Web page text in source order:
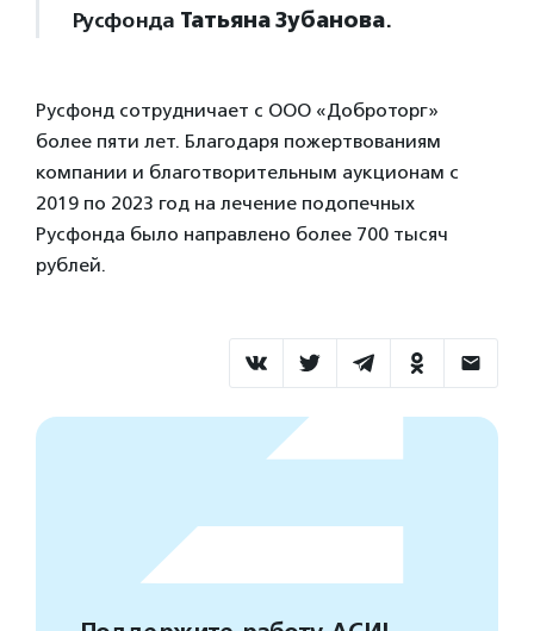
Русфонда Татьяна Зубанова.
Русфонд сотрудничает с ООО «Доброторг»
более пяти лет. Благодаря пожертвованиям
компании и благотворительным аукционам с
2019 по 2023 год на лечение подопечных
Русфонда было направлено более 700 тысяч
рублей.